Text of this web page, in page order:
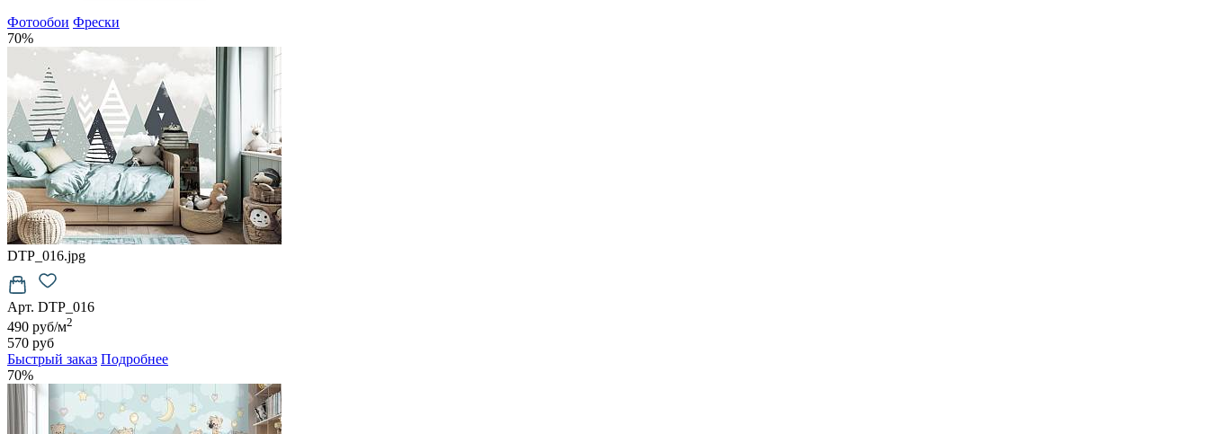
Фотообои Фрески
70%
DTP_016.jpg
Арт. DTP_016
490 руб/м2
570 руб
Быстрый заказ Подробнее
70%